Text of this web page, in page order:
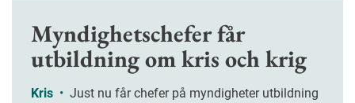
Myndighetschefer får
utbildning om kris och krig
Kris •